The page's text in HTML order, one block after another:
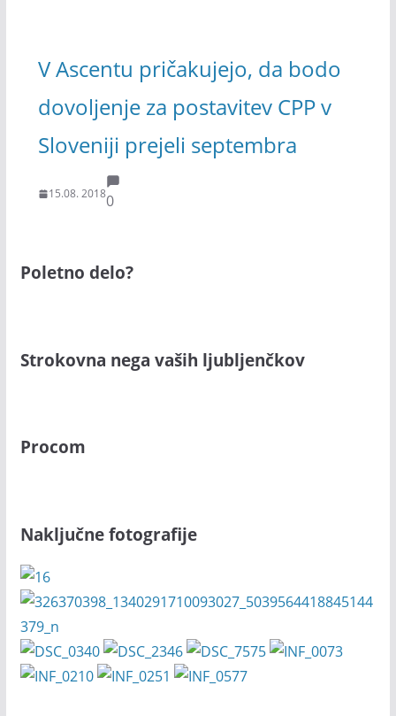
V Ascentu pričakujejo, da bodo
dovoljenje za postavitev CPP v
Sloveniji prejeli septembra
15.08. 20180
Poletno delo?
Strokovna nega vaših ljubljenčkov
Procom
Naključne fotografije